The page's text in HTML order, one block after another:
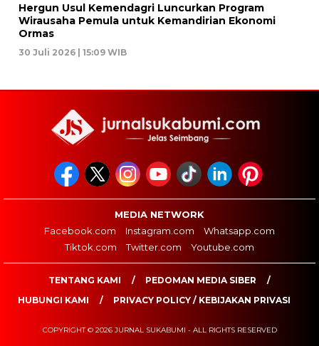
Hergun Usul Kemendagri Luncurkan Program
Wirausaha Pemula untuk Kemandirian Ekonomi
Ormas
30 Juli 2026 | 15:09 WIB
MEDIA NETWORK
Facebook.com
Instagram.com
Whatsapp.com
Tiktok.com
Twitter.com Youtube.com
TENTANG KAMI
PEDOMAN MEDIA SIBER
HUBUNGI KAMI
PRIVACY POLICY / KEBIJAKAN PRIVASI
COPYRIGHT © 2026 JURNAL SUKABUMI - ALL RIGHTS RESERVED